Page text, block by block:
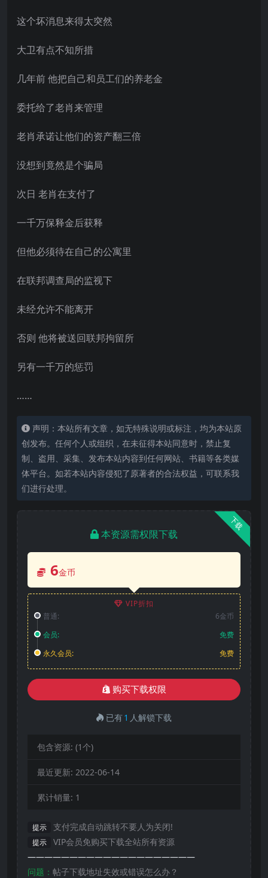
这个坏消息来得太突然
大卫有点不知所措
几年前 他把自己和员工们的养老金
委托给了老肖来管理
老肖承诺让他们的资产翻三倍
没想到竟然是个骗局
次日 老肖在支付了
一千万保释金后获释
但他必须待在自己的公寓里
在联邦调查局的监视下
未经允许不能离开
否则 他将被送回联邦拘留所
另有一千万的惩罚
……
声明：本站所有文章，如无特殊说明或标注，均为本站原
创发布。任何个人或组织，在未征得本站同意时，禁止复
制、盗用、采集、发布本站内容到任何网站、书籍等各类媒
体平台。如若本站内容侵犯了原著者的合法权益，可联系我
们进行处理。
下载
本资源需权限下载
6金币
VIP折扣
普通:
6金币
会员:
免费
永久会员:
免费
购买下载权限
已有1 人解锁下载
包含资源: (1个)
最近更新: 2022-06-14
累计销量: 1
提示 支付完成自动跳转不要人为关闭!
提示
VIP会员免购买下载全站所有资源
————————————————————
问题： 帖子下载地址失效或错误怎么办？